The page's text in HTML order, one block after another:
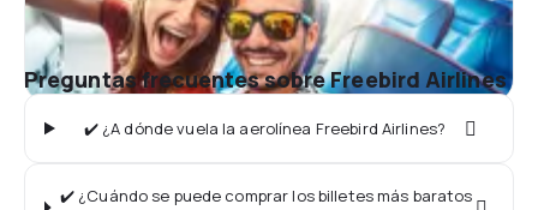
Preguntas frecuentes sobre Freebird Airlines
✔️ ¿A dónde vuela la aerolínea Freebird Airlines?
✔️ ¿Cuándo se puede comprar los billetes más baratos